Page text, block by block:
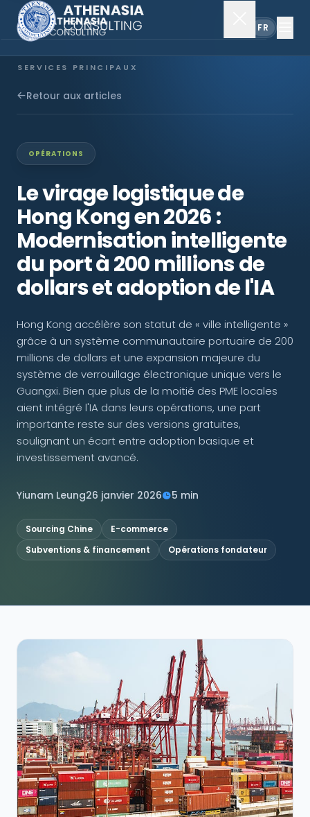
FR
SERVICES PRINCIPAUX
Constitution de société
EXPLORER
À propos
Actualités
NOUS SUIVRE
Contactez-nous
Retour aux articles
OPÉRATIONS
Le virage logistique de
Hong Kong en 2026 :
Modernisation intelligente
du port à 200 millions de
dollars et adoption de l'IA
Hong Kong accélère son statut de « ville intelligente »
grâce à un système communautaire portuaire de 200
millions de dollars et une expansion majeure du
système de verrouillage électronique unique vers le
Guangxi. Bien que plus de la moitié des PME locales
aient intégré l'IA dans leurs opérations, une part
importante reste sur des versions gratuites,
soulignant un écart entre adoption basique et
investissement avancé.
Yiunam Leung26 janvier 2026 5 min
Sourcing Chine
E-commerce
Subventions & financement
Opérations fondateur